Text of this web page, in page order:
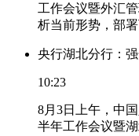
工作会议暨外汇
析当前形势，部
央行湖北分行：
10:23
8月3日上午，中
半年工作会议暨